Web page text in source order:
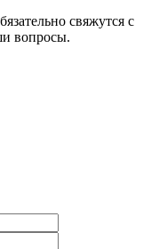
свяжутся с
вопросы.